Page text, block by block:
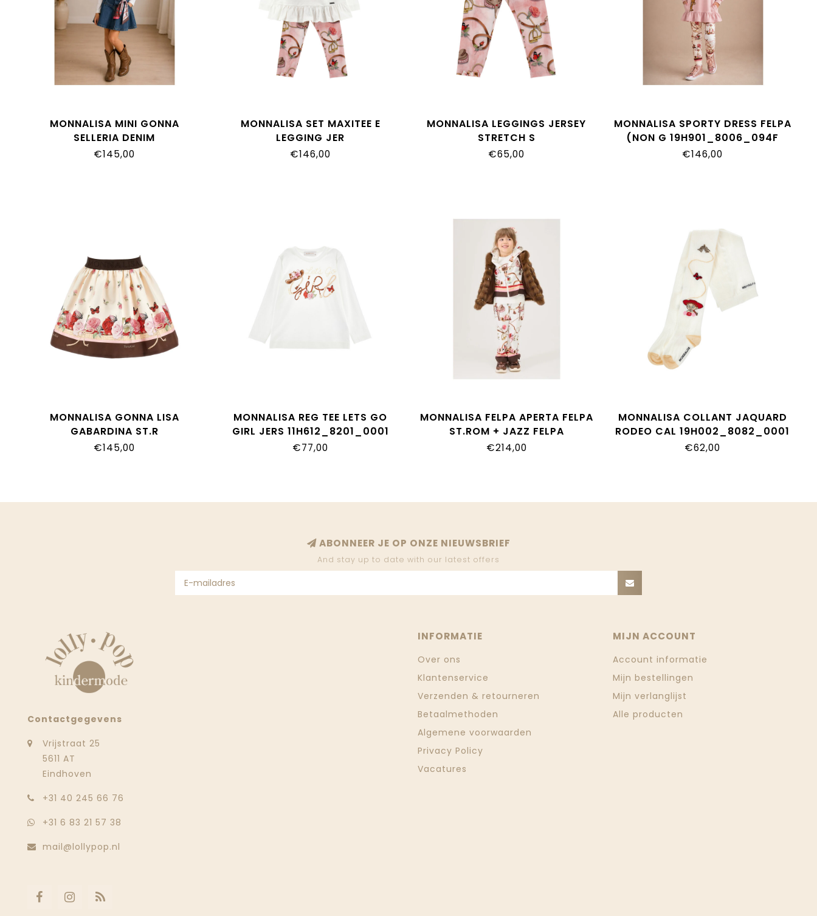
MONNALISA MINI GONNA
SELLERIA DENIM
19H700_8042_0055
€145,00
MONNALISA SET MAXITEE E
LEGGING JER
19H501_8002_0194
€146,00
MONNALISA LEGGINGS JERSEY
STRETCH S
19H403NP_8011_094F
€65,00
MONNALISA SPORTY DRESS FELPA
(NON G 19H901_8006_094F
€146,00
MONNALISA GONNA LISA
GABARDINA ST.R
11H701_8620_0684
€145,00
MONNALISA REG TEE LETS GO
GIRL JERS 11H612_8201_0001
€77,00
MONNALISA FELPA APERTA FELPA
ST.ROM + JAZZ FELPA
19H800_8005_029F
€214,00
MONNALISA COLLANT JAQUARD
RODEO CAL 19H002_8082_0001
€62,00
ABONNEER JE OP ONZE NIEUWSBRIEF
And stay up to date with our latest offers
Contactgegevens
Vrijstraat 25
5611 AT
Eindhoven
‭+31 40 245 66 76
+31 6 83 21 57 38
mail@lollypop.nl
INFORMATIE
Over ons
Klantenservice
Verzenden & retourneren
Betaalmethoden
Algemene voorwaarden
Privacy Policy
Vacatures
MIJN ACCOUNT
Account informatie
Mijn bestellingen
Mijn verlanglijst
Alle producten